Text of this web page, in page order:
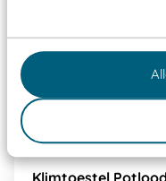
Klimtoestel